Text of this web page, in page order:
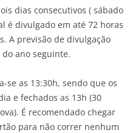
dias consecutivos ( sábado
é divulgado em até 72 horas
A previsão de divulgação
ano seguinte.
se as 13:30h, sendo que os
e fechados as 13h (30
É recomendado chegar
para não correr nenhum